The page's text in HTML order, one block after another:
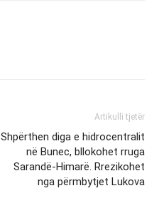
Artikulli tjetër
Shpërthen diga e hidrocentralit
në Bunec, bllokohet rruga
Sarandë-Himarë. Rrezikohet
nga përmbytjet Lukova